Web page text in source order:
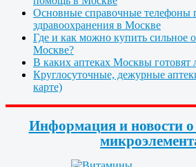
Основные справочные телефоны
здравоохранения в Москве
Где и как можно купить сильное
Москве?
В каких аптеках Москвы готовят
Круглосуточные, дежурные
карте)
Информация и новости